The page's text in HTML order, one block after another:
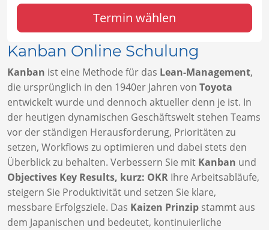
Termin wählen
Kanban Online Schulung
Kanban ist eine Methode für das Lean-Management,
die ursprünglich in den 1940er Jahren von Toyota
entwickelt wurde und dennoch aktueller denn je ist. In
der heutigen dynamischen Geschäftswelt stehen Teams
vor der ständigen Herausforderung, Prioritäten zu
setzen, Workflows zu optimieren und dabei stets den
Überblick zu behalten. Verbessern Sie mit Kanban und
Objectives Key Results, kurz: OKR Ihre Arbeitsabläufe,
steigern Sie Produktivität und setzen Sie klare,
messbare Erfolgsziele. Das Kaizen Prinzip stammt aus
dem Japanischen und bedeutet, kontinuierliche